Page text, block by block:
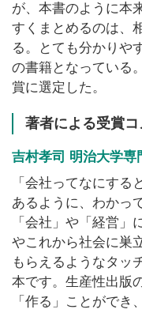
が、本書のように本
すくまとめるのは、
る。とても分かりや
の書籍となっている
賞に選定した。
著者による受賞コ
吉村孝司 明治大学専
「会社ってなにす
あるように、わかっ
「会社」や「経営
やこれから社会に巣
もらえるようなタッ
本です。生産性出版
「作る」ことがで